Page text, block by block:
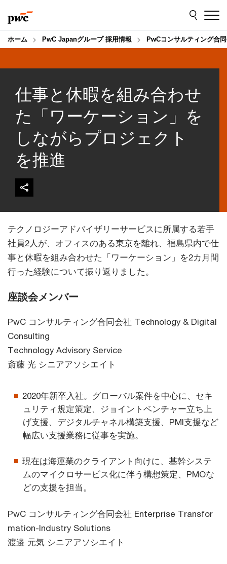
to
content
to
footer
ホーム PwC Japanグループ 採用情報 PwCコンサルティング合
仕事と休暇を組み合わせ
た「ワーケーション」を
しながらプロジェクト
を推進
テクノロジーアドバイザリーサービスに所属する若手
社員2人が、オフィスのある東京を離れ、福島県内で仕
事と休暇を組み合わせた「ワーケーション」を2カ月間
行った経験について振り返りました。
座談会メンバー
PwC コンサルティング合同会社 Technology & Digital
Consulting
Technology Advisory Service
斎藤 光 シニアアソシエイト
2020年新卒入社。グローバル案件を中心に、セキ
ュリティ規定策定、ジョイントベンチャー立ち上
げ支援、デジタルチャネル構築支援、PMI支援など
幅広い支援業務に従事を実施。
現在は海運業のクライアント向けに、基幹システ
ムのマイクロサービス化に伴う構想策定、PMOな
どの支援を担当。
PwC コンサルティング合同会社 Enterprise Transfor
mation-Industry Solutions
渡邉 元気 シニアアソシエイト